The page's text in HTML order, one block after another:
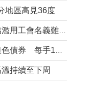
地區高見36度
持續至下周